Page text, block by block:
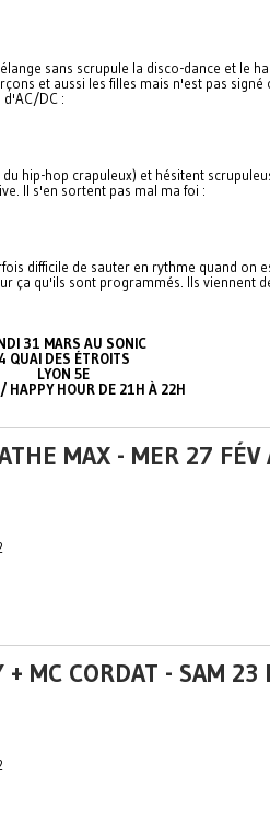
sans scrupule la disco-dance et le
et aussi les filles mais n'est pas signé
DC :
hip-hop crapuleux) et hésitent
Il s'en sortent pas mal ma foi :
difficile de sauter en rythme quand on
ça qu'ils sont programmés. Ils viennent
31 MARS AU SONIC
4 QUAI DES ÉTROITS
LYON 5E
HAPPY HOUR DE 21H À 22H
MAX - MER 27 FÉV
+ MC CORDAT - SAM 23